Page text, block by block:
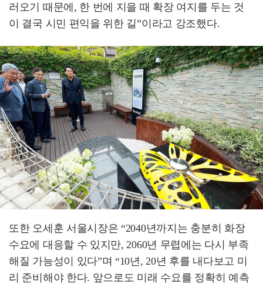
러오기 때문에, 한 번에 지을 때 확장 여지를 두는 것
이 결국 시민 편익을 위한 길”이라고 강조했다.
또한 오세훈 서울시장은 “2040년까지는 충분히 화장
수요에 대응할 수 있지만, 2060년 무렵에는 다시 부족
해질 가능성이 있다”며 “10년, 20년 후를 내다보고 미
리 준비해야 한다. 앞으로도 미래 수요를 정확히 예측